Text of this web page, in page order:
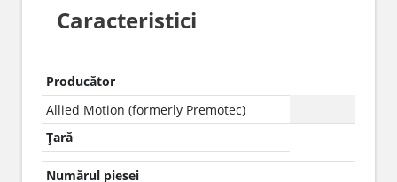
Caracteristici
Producător
Allied Motion (formerly Premotec)
Țară
Numărul piesei